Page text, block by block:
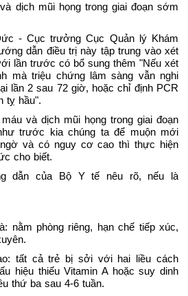
dịch mũi họng trong giai đoạn sớm
- Cục trưởng Cục Quản lý Khám
dẫn điều trị này tập trung vào xét
lần trước có bổ sung thêm "Nếu xét
mà triệu chứng lâm sàng vẫn nghi
lần 2 sau 72 giờ, hoặc chỉ định PCR
tỵ hầu".
và dịch mũi họng trong giai đoạn
trước kia chúng ta để muộn mới
và có nguy cơ cao thì thực hiện
cho biết.
dẫn của Bộ Y tế nêu rõ, nếu là
nằm phòng riêng, hạn chế tiếp xúc,
tất cả trẻ bị sởi với hai liều cách
hiệu thiếu Vitamin A hoặc suy dinh
thứ ba sau 4-6 tuần.